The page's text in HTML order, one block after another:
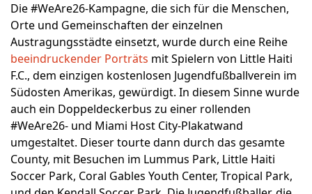
Die #WeAre26-Kampagne, die sich für die Menschen,
Orte und Gemeinschaften der einzelnen
Austragungsstädte einsetzt, wurde durch eine Reihe
beeindruckender Porträts mit Spielern von Little Haiti
F.C., dem einzigen kostenlosen Jugendfußballverein im
Südosten Amerikas, gewürdigt. In diesem Sinne wurde
auch ein Doppeldeckerbus zu einer rollenden
#WeAre26- und Miami Host City-Plakatwand
umgestaltet. Dieser tourte dann durch das gesamte
County, mit Besuchen im Lummus Park, Little Haiti
Soccer Park, Coral Gables Youth Center, Tropical Park,